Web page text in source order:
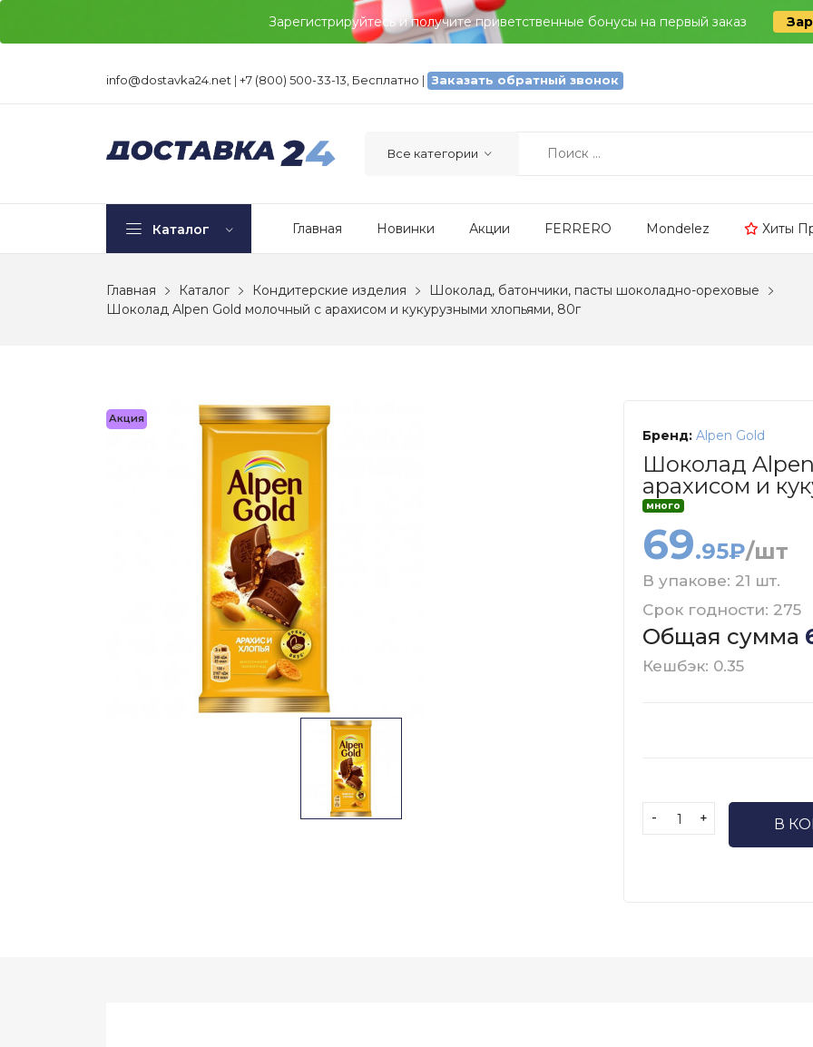
Зарегистрируйтесь и получите приветственные бонусы на первый заказ
info@dostavka24.net | +7 (800) 500-33-13, Бесплатно | Заказать обратный звонок
Каталог Главная Новинки Акции FERRERO Mondelez Хиты
Главная Каталог Кондитерские изделия
Шоколад, батончики, пасты шоколадно-ореховые
Шоколад Alpen Gold молочный с арахисом и кукурузными хлопьями, 80г
Акция
Бренд: Alpen Gold
Шоколад
арахисом и
много
69.95₽/шт
В упакове: 21 шт.
Срок годности: 275
Общая сумма
Кешбэк: 0.35
- + В